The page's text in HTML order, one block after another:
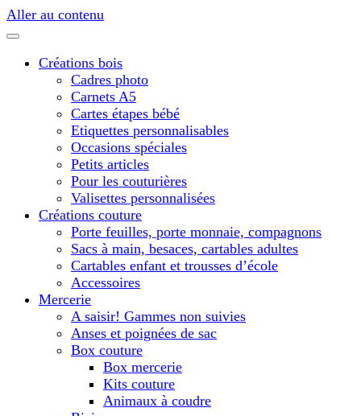
Aller au contenu
Créations bois
Cadres photo
Carnets A5
Cartes étapes bébé
Etiquettes personnalisables
Occasions spéciales
Petits articles
Pour les couturières
Valisettes personnalisées
Créations couture
Porte feuilles, porte monnaie, compagnons
Sacs à main, besaces, cartables adultes
Cartables enfant et trousses d’école
Accessoires
Mercerie
A saisir! Gammes non suivies
Anses et poignées de sac
Box couture
Box mercerie
Kits couture
Animaux à coudre